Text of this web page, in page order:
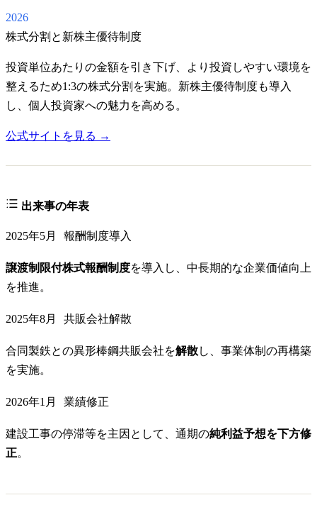
2026
株式分割と新株主優待制度
投資単位あたりの金額を引き下げ、より投資しやすい環境を
整えるため1:3の株式分割を実施。新株主優待制度も導入
し、個人投資家への魅力を高める。
公式サイトを見る →
出来事の年表
2025年5月 報酬制度導入
譲渡制限付株式報酬制度を導入し、中長期的な企業価値向上
を推進。
2025年8月 共販会社解散
合同製鉄との異形棒鋼共販会社を解散し、事業体制の再構築
を実施。
2026年1月 業績修正
建設工事の停滞等を主因として、通期の純利益予想を下方修
正。